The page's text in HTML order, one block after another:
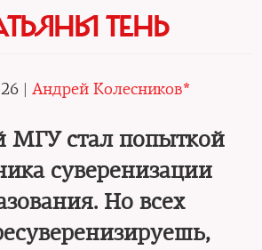
ТЕНЬ
| Андрей Колесников*
МГУ стал попыткой
суверенизации
Но всех